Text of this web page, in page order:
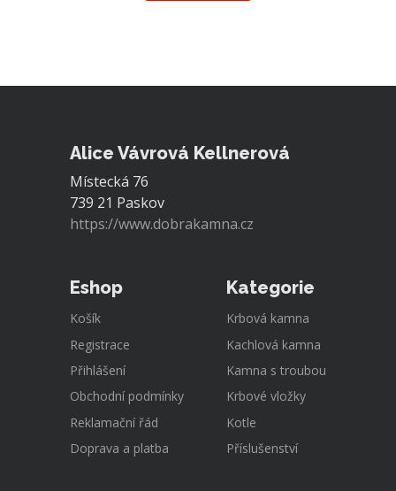
Alice Vávrová Kellnerová
Místecká 76
739 21 Paskov
https://www.dobrakamna.cz
Eshop
Košík
Registrace
Přihlášení
Obchodní podmínky
Reklamační řád
Doprava a platba
Kategorie
Krbová kamna
Kachlová kamna
Kamna s troubou
Krbové vložky
Kotle
Příslušenství